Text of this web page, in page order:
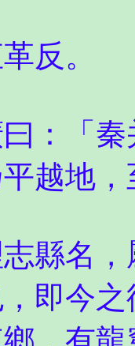
反。
曰：「
越地
志縣名
，即今